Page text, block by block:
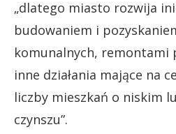
„dlatego miasto rozwija
budowaniem i
komunalnych, remontami
inne działania mające na
liczby mieszkań o niskim
czynszu”.